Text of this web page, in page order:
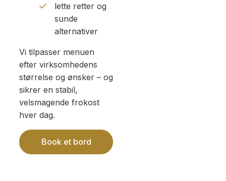
lette retter og
sunde
alternativer
Vi tilpasser menuen
efter virksomhedens
størrelse og ønsker – og
sikrer en stabil,
velsmagende frokost
hver dag.
Book et bord